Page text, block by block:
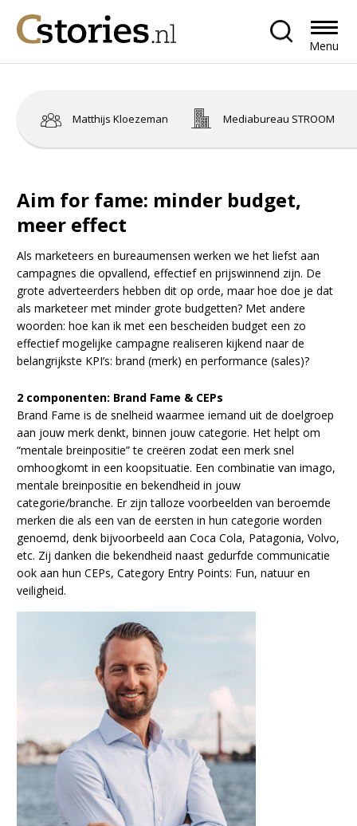
Menu
Matthijs Kloezeman Mediabureau STROOM
Aim for fame: minder budget,
meer effect
Als marketeers en bureaumensen werken we het liefst aan
campagnes die opvallend, effectief en prijswinnend zijn. De
grote adverteerders hebben dit op orde, maar hoe doe je dat
als marketeer met minder grote budgetten? Met andere
woorden: hoe kan ik met een bescheiden budget een zo
effectief mogelijke campagne realiseren kijkend naar de
belangrijkste KPI’s: brand (merk) en performance (sales)?
2 componenten: Brand Fame & CEPs
Brand Fame is de snelheid waarmee iemand uit de doelgroep
aan jouw merk denkt, binnen jouw categorie. Het helpt om
“mentale breinpositie” te creëren zodat een merk snel
omhoogkomt in een koopsituatie. Een combinatie van imago,
mentale breinpositie en bekendheid in jouw
categorie/branche. Er zijn talloze voorbeelden van beroemde
merken die als een van de eersten in hun categorie worden
genoemd, denk bijvoorbeeld aan Coca Cola, Patagonia, Volvo,
etc. Zij danken die bekendheid naast gedurfde communicatie
ook aan hun CEPs, Category Entry Points: Fun, natuur en
veiligheid.